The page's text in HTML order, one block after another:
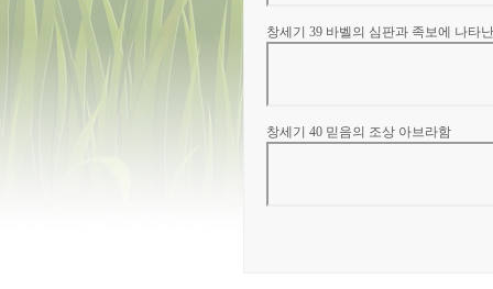
창세기 39 바벨의 심판과 족보에 나타
창세기 40 믿음의 조상 아브라함